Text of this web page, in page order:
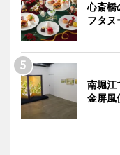
心斎橋
フタヌ
南堀
金屏風